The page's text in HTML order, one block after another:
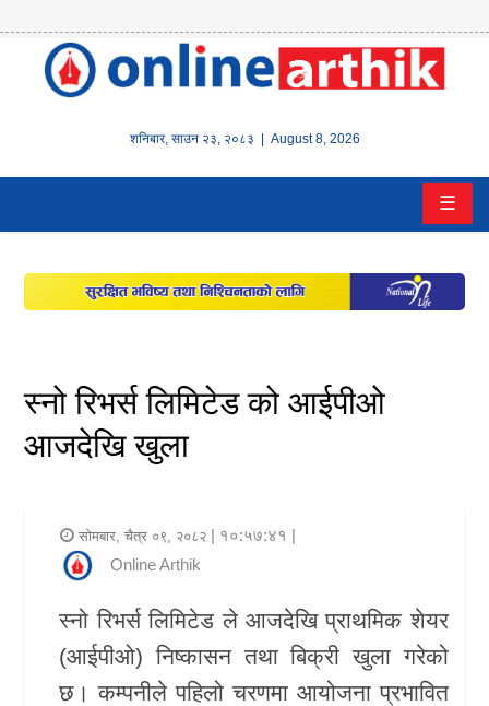
शनिबार, साउन २३, २०८३ | August 8, 2026
होम
वित्त
इन्स्योरेन्स
पूँजीबजार
अटो
राजनीति
भिडियो
☰
स्नो रिभर्स लिमिटेड को आईपीओ
आजदेखि खुला
सोमबार, चैत्र ०९, २०८२ | १०:५७:४१ |
Online Arthik
स्नो रिभर्स लिमिटेड ले आजदेखि प्राथमिक शेयर
(आईपीओ) निष्कासन तथा बिक्री खुला गरेको
छ। कम्पनीले पहिलो चरणमा आयोजना प्रभावित